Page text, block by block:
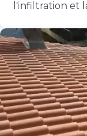
l'infiltration et